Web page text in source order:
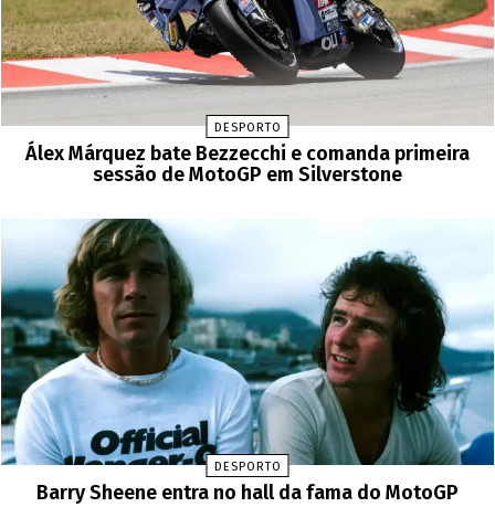
DESPORTO
Álex Márquez bate Bezzecchi e comanda primeira
sessão de MotoGP em Silverstone
DESPORTO
Barry Sheene entra no hall da fama do MotoGP